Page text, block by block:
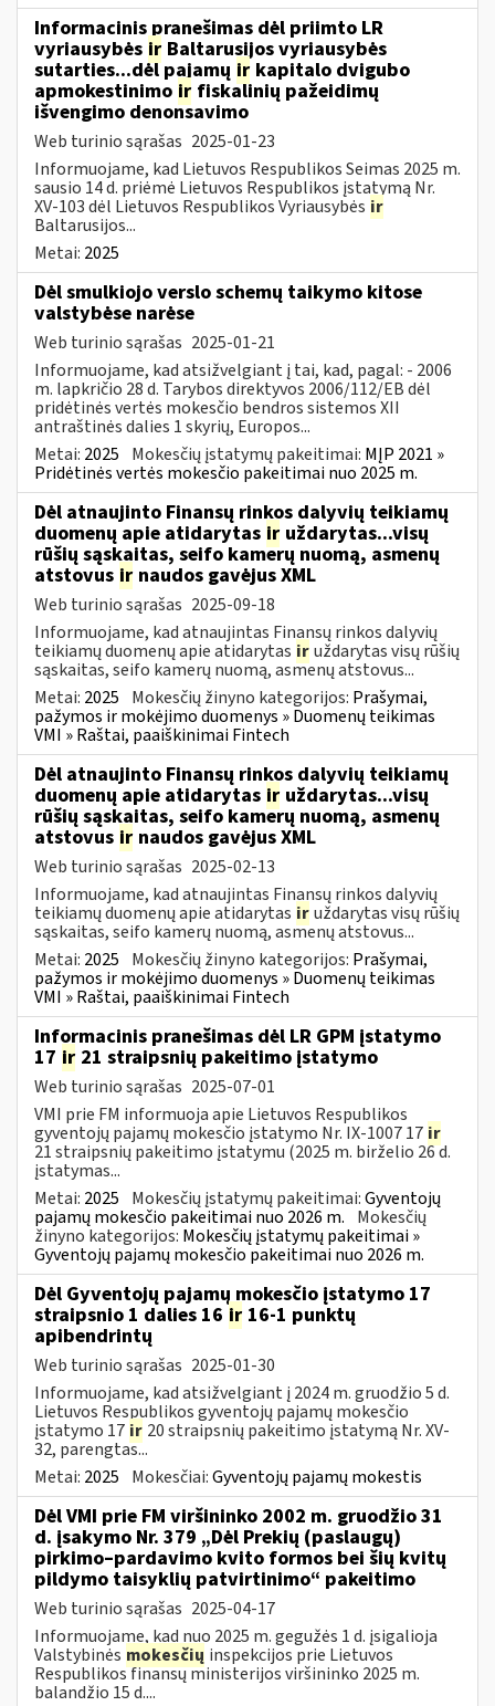
Informacinis pranešimas dėl priimto LR
vyriausybės ir Baltarusijos vyriausybės
sutarties...dėl pajamų ir kapitalo dvigubo
apmokestinimo ir fiskalinių pažeidimų
išvengimo denonsavimo
Web turinio sąrašas 2025-01-23
Informuojame, kad Lietuvos Respublikos Seimas 2025 m.
sausio 14 d. priėmė Lietuvos Respublikos įstatymą Nr.
XV-103 dėl Lietuvos Respublikos Vyriausybės ir
Baltarusijos...
Metai: 2025
Dėl smulkiojo verslo schemų taikymo kitose
valstybėse narėse
Web turinio sąrašas 2025-01-21
Informuojame, kad atsižvelgiant į tai, kad, pagal: - 2006
m. lapkričio 28 d. Tarybos direktyvos 2006/112/EB dėl
pridėtinės vertės mokesčio bendros sistemos XII
antraštinės dalies 1 skyrių, Europos...
Metai: 2025 Mokesčių įstatymų pakeitimai: MĮP 2021 »
Pridėtinės vertės mokesčio pakeitimai nuo 2025 m.
Dėl atnaujinto Finansų rinkos dalyvių teikiamų
duomenų apie atidarytas ir uždarytas...visų
rūšių sąskaitas, seifo kamerų nuomą, asmenų
atstovus ir naudos gavėjus XML
Web turinio sąrašas 2025-09-18
Informuojame, kad atnaujintas Finansų rinkos dalyvių
teikiamų duomenų apie atidarytas iruždarytas visų rūšių
sąskaitas, seifo kamerų nuomą, asmenų atstovus...
Metai: 2025 Mokesčių žinyno kategorijos: Prašymai,
pažymos ir mokėjimo duomenys » Duomenų teikimas
VMI » Raštai, paaiškinimai Fintech
Dėl atnaujinto Finansų rinkos dalyvių teikiamų
duomenų apie atidarytas ir uždarytas...visų
rūšių sąskaitas, seifo kamerų nuomą, asmenų
atstovus ir naudos gavėjus XML
Web turinio sąrašas 2025-02-13
Informuojame, kad atnaujintas Finansų rinkos dalyvių
teikiamų duomenų apie atidarytas iruždarytas visų rūšių
sąskaitas, seifo kamerų nuomą, asmenų atstovus...
Metai: 2025 Mokesčių žinyno kategorijos: Prašymai,
pažymos ir mokėjimo duomenys » Duomenų teikimas
VMI » Raštai, paaiškinimai Fintech
Informacinis pranešimas dėl LR GPM įstatymo
17 ir 21 straipsnių pakeitimo įstatymo
Web turinio sąrašas 2025-07-01
VMI prie FM informuoja apie Lietuvos Respublikos
gyventojų pajamų mokesčio įstatymo Nr. IX-1007 17 ir
21 straipsnių pakeitimo įstatymu (2025 m. birželio 26 d.
įstatymas...
Metai: 2025 Mokesčių įstatymų pakeitimai:Gyventojų
pajamų mokesčio pakeitimai nuo 2026 m. Mokesčių
žinyno kategorijos: Mokesčių įstatymų pakeitimai »
Gyventojų pajamų mokesčio pakeitimai nuo 2026 m.
Dėl Gyventojų pajamų mokesčio įstatymo 17
straipsnio 1 dalies 16 ir 16-1 punktų
apibendrintų
Web turinio sąrašas 2025-01-30
Informuojame, kad atsižvelgiant į 2024 m. gruodžio 5 d.
Lietuvos Respublikos gyventojų pajamų mokesčio
įstatymo 17 ir 20 straipsnių pakeitimo įstatymą Nr. XV-
32, parengtas...
Metai: 2025 Mokesčiai:Gyventojų pajamų mokestis
Dėl VMI prie FM viršininko 2002 m. gruodžio 31
d. įsakymo Nr. 379 „Dėl Prekių (paslaugų)
pirkimo–pardavimo kvito formos bei šių kvitų
pildymo taisyklių patvirtinimo“ pakeitimo
Web turinio sąrašas 2025-04-17
Informuojame, kad nuo 2025 m. gegužės 1 d. įsigalioja
Valstybinės mokesčių inspekcijos prie Lietuvos
Respublikos finansų ministerijos viršininko 2025 m.
balandžio 15 d....